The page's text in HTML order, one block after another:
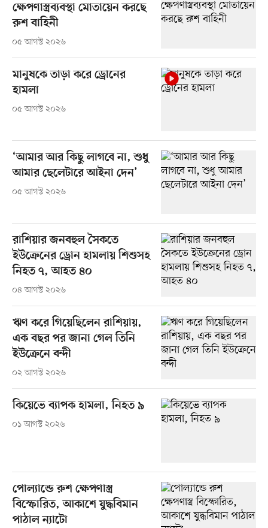
ক্ষেপণাস্ত্রব্যবস্থা মোতায়েন করছে
রুশ বাহিনী
০৫ আগস্ট ২০২৬
মানুষকে তাড়া করে ড্রোনের
হামলা
০৫ আগস্ট ২০২৬
‘আমার আর কিছু লাগবে না, শুধু
আমার ছেলেটারে আইনা দেন’
০৫ আগস্ট ২০২৬
রাশিয়ার জনবহুল সৈকতে
ইউক্রেনের ড্রোন হামলায় শিশুসহ
নিহত ৭, আহত ৪০
০৪ আগস্ট ২০২৬
ঋণ করে গিয়েছিলেন রাশিয়ায়,
এক বছর পর জানা গেল তিনি
ইউক্রেনে বন্দী
০২ আগস্ট ২০২৬
কিয়েভে ব্যাপক হামলা, নিহত ৯
০১ আগস্ট ২০২৬
পোল্যান্ডে রুশ ক্ষেপণাস্ত্র
বিস্ফোরিত, আকাশে যুদ্ধবিমান
পাঠাল ন্যাটো